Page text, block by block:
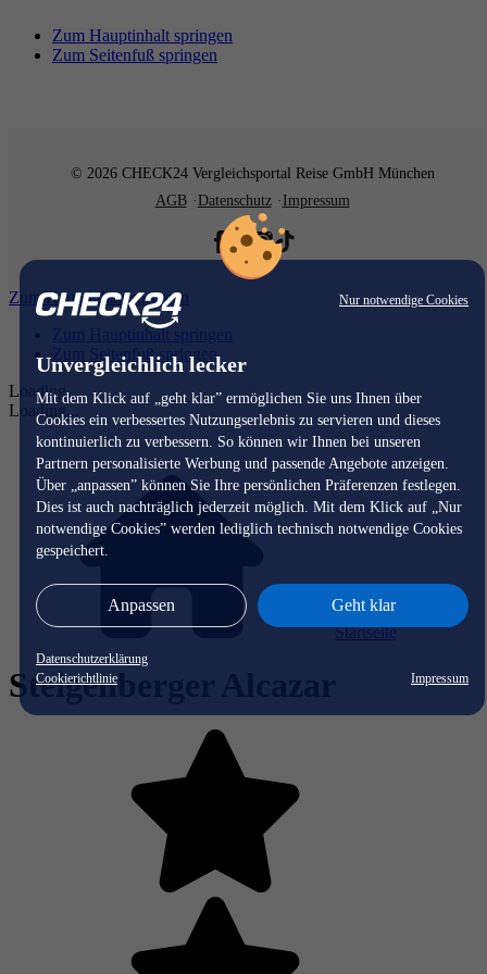
Nur notwendige Cookies
Unvergleichlich lecker
Mit dem Klick auf „geht klar” ermöglichen Sie uns Ihnen über
Cookies ein verbessertes Nutzungserlebnis zu servieren und dieses
kontinuierlich zu verbessern. So können wir Ihnen bei unseren
Partnern personalisierte Werbung und passende Angebote anzeigen.
Über „anpassen” können Sie Ihre persönlichen Präferenzen festlegen.
Dies ist auch nachträglich jederzeit möglich. Mit dem Klick auf „Nur
notwendige Cookies” werden lediglich technisch notwendige Cookies
gespeichert.
Anpassen Geht klar
Datenschutzerklärung
Cookierichtlinie
Impressum
Zum Hauptinhalt springen
Zum Seitenfuß springen
© 2026 CHECK24 Vergleichsportal Reise GmbH München
AGB
Datenschutz Impressum
Zum Hauptinhalt springen
Zum Hauptinhalt springen
Zum Seitenfuß springen
Loading...
Loading...
Startseite
Steigenberger Alcazar